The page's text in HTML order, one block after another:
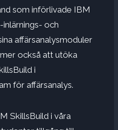
som införlivade IBM
inlärnings- och
affärsanalysmoduler
också att utöka
i
för affärsanalys.
SkillsBuild i våra